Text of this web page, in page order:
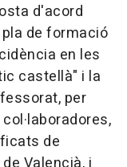
d'acord
de formació
en les
castellà" i la
per
de